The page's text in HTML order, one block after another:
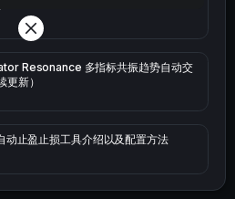
Resonance 多指标共振趋势自动交
更新）
止盈止损工具介绍以及配置方法